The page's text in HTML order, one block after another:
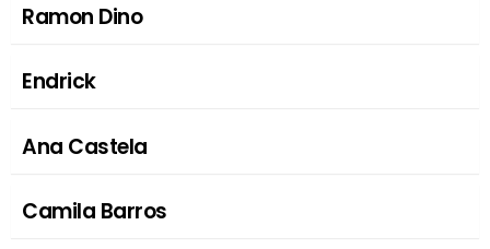
Ramon Dino
Endrick
Ana Castela
Camila Barros